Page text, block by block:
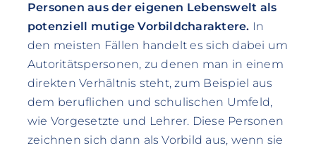
Personen aus der eigenen Lebenswelt als
potenziell mutige Vorbildcharaktere. In
den meisten Fällen handelt es sich dabei um
Autoritätspersonen, zu denen man in einem
direkten Verhältnis steht, zum Beispiel aus
dem beruflichen und schulischen Umfeld,
wie Vorgesetzte und Lehrer. Diese Personen
zeichnen sich dann als Vorbild aus, wenn sie